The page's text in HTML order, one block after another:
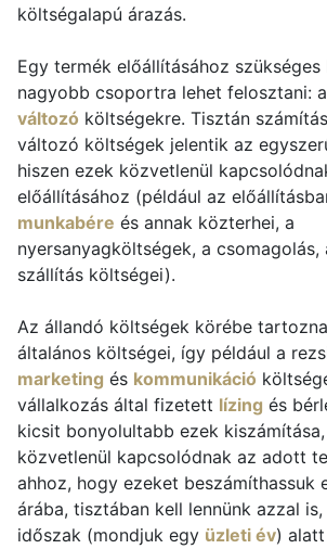
költségalapú árazás.
Egy termék előállításához
nagyobb csoportra lehet felosztani:
változó költségekre. Tisztán
változó költségek jelentik az
hiszen ezek közvetlenül
előállításához (például az
munkabére és annak közterhei, a
nyersanyagköltségek, a csomagolás,
szállítás költségei).
Az állandó költségek körébe
általános költségei, így például a
marketing és kommunikáció
vállalkozás által fizetett lízing és
kicsit bonyolultabb ezek
közvetlenül kapcsolódnak az adott
ahhoz, hogy ezeket beszámíthassuk
árába, tisztában kell lennünk azzal
időszak (mondjuk egy üzleti év)